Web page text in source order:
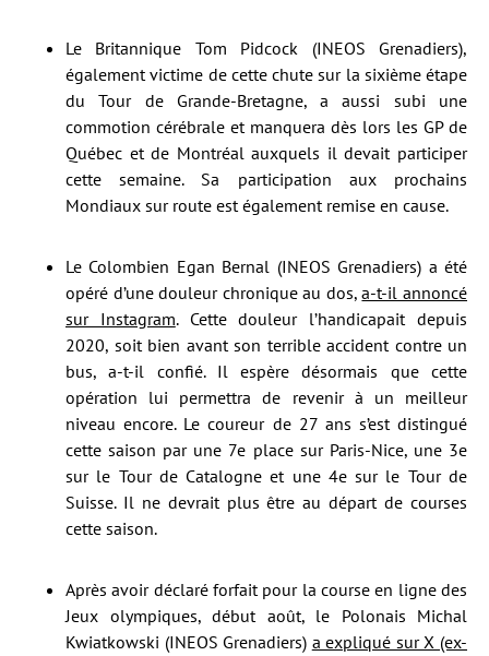
Le Britannique Tom Pidcock (INEOS Grenadiers),
également victime de cette chute sur la sixième étape
du Tour de Grande-Bretagne, a aussi subi une
commotion cérébrale et manquera dès lors les GP de
Québec et de Montréal auxquels il devait participer
cette semaine. Sa participation aux prochains
Mondiaux sur route est également remise en cause.
Le Colombien Egan Bernal (INEOS Grenadiers) a été
opéré d’une douleur chronique au dos,a-t-il annoncé
sur Instagram. Cette douleur l’handicapait depuis
2020, soit bien avant son terrible accident contre un
bus, a-t-il confié. Il espère désormais que cette
opération lui permettra de revenir à un meilleur
niveau encore. Le coureur de 27 ans s’est distingué
cette saison par une 7e place sur Paris-Nice, une 3e
sur le Tour de Catalogne et une 4e sur le Tour de
Suisse. Il ne devrait plus être au départ de courses
cette saison.
Après avoir déclaré forfait pour la course en ligne des
Jeux olympiques, début août, le Polonais Michal
Kwiatkowski (INEOS Grenadiers) a expliqué sur X (ex-